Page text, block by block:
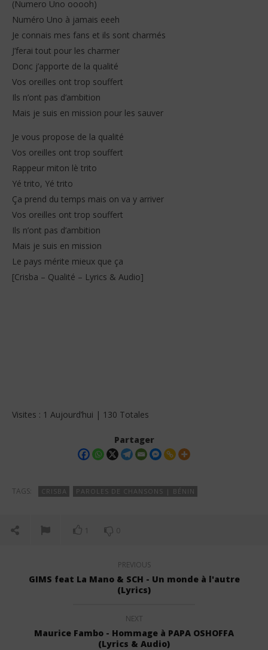
(Numero Uno ooooh)
Numéro Uno à jamais eeeh
Je connais mes fans et ils sont charmés
J’ferai tout pour les charmer
Donc j’apporte de la qualité
Vos oreilles ont trop souffert
Ils n’ont pas d’ambition
Mais je suis en mission pour les sauver
Je vous propose de la qualité
Vos oreilles ont trop souffert
Rappeur miton lè trito
Yé trito, Yé trito
Ça prend du temps mais on va y arriver
Vos oreilles ont trop souffert
Ils n’ont pas d’ambition
Mais je suis en mission
Le pays mérite mieux que ça
[Crisba – Qualité – Lyrics & Audio]
Visites : 1 Aujourd’hui | 130 Totales
Partager
TAGS: CRISBA PAROLES DE CHANSONS | BÉNIN
1 0
PREVIOUS
GIMS feat La Mano & SCH - Un monde à l'autre
(Lyrics)
NEXT
Maurice Fambo - Hommage à PAPA OSHOFFA
(Lyrics & Audio)